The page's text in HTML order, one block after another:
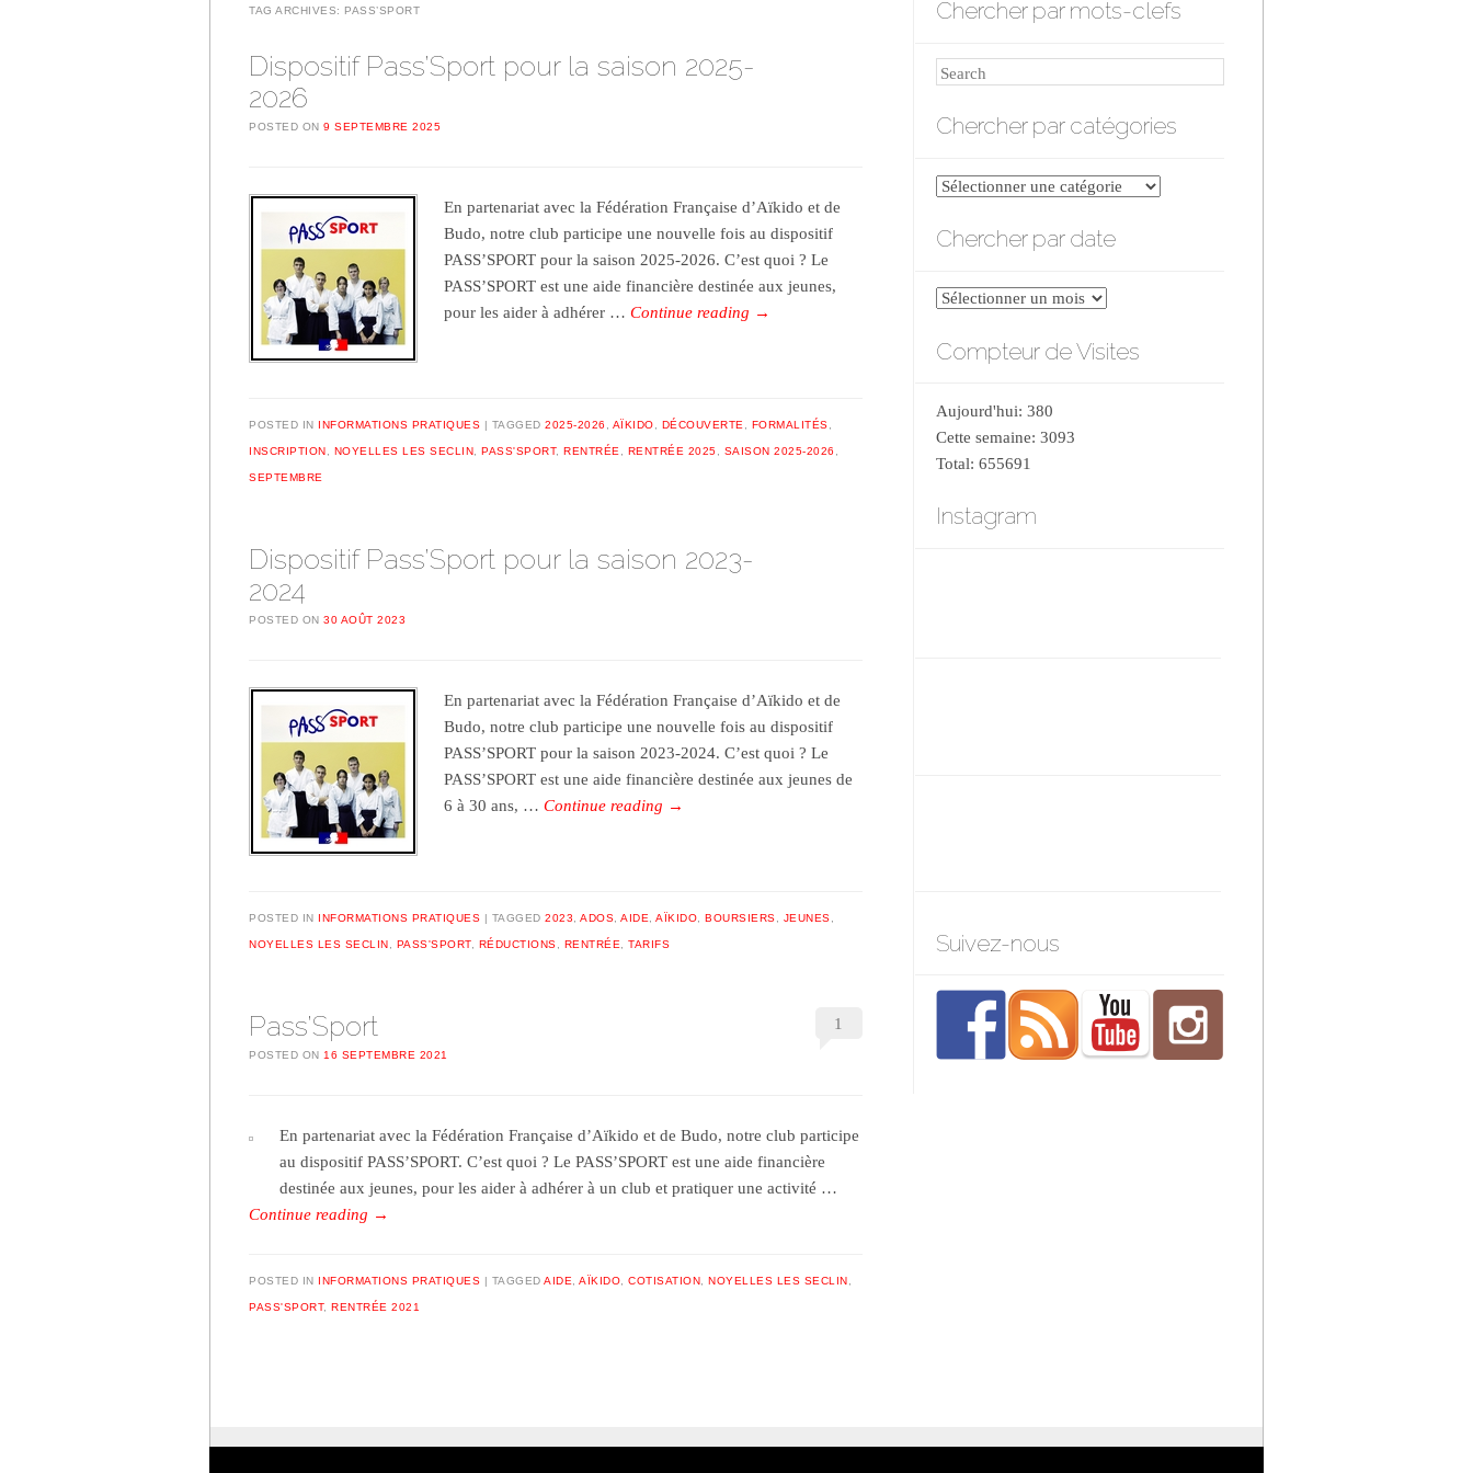
TAG ARCHIVES: PASS’SPORT
Dispositif Pass’Sport pour la saison 2025-
2026
POSTED ON 9 SEPTEMBRE 2025
En partenariat avec la Fédération Française d’Aïkido et de
Budo, notre club participe une nouvelle fois au dispositif
PASS’SPORT pour la saison 2025-2026. C’est quoi ? Le
PASS’SPORT est une aide financière destinée aux jeunes,
pour les aider à adhérer …Continue reading →
POSTED IN INFORMATIONS PRATIQUES TAGGED 2025-2026 AÏKIDO DÉCOUVERTE FORMALITÉS
INSCRIPTION NOYELLES LES SECLIN PASS'SPORT, RENTRÉE RENTRÉE 2025 SAISON 2025-2026
SEPTEMBRE
Dispositif Pass’Sport pour la saison 2023-
2024
POSTED ON 30 AOÛT 2023
En partenariat avec la Fédération Française d’Aïkido et de
Budo, notre club participe une nouvelle fois au dispositif
PASS’SPORT pour la saison 2023-2024. C’est quoi ? Le
PASS’SPORT est une aide financière destinée aux jeunes de
6 à 30 ans, …Continue reading →
POSTED IN INFORMATIONS PRATIQUES TAGGED 2023 ADOS AIDE AÏKIDO BOURSIERS JEUNES
NOYELLES LES SECLIN PASS'SPORT, RÉDUCTIONS RENTRÉE TARIFS
Pass’Sport
POSTED ON 16 SEPTEMBRE 2021
1
En partenariat avec la Fédération Française d’Aïkido et de Budo, notre club participe
au dispositif PASS’SPORT. C’est quoi ? Le PASS’SPORT est une aide financière
destinée aux jeunes, pour les aider à adhérer à un club et pratiquer une activité …
Continue reading →
POSTED IN INFORMATIONS PRATIQUES TAGGED AIDE, AÏKIDO, COTISATION, NOYELLES LES SECLIN ,
PASS'SPORT, RENTRÉE 2021
Chercher par mots-clefs
Search
Chercher par catégories
Chercher
catégories
Chercher par date
Chercher
date
Compteur de Visites
Aujourd'hui: 380
Cette semaine: 3093
Total: 655691
Instagram
Suivez-nous